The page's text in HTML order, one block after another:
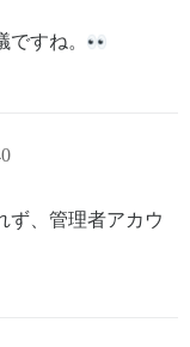
すね。
ず、管理者アカウ